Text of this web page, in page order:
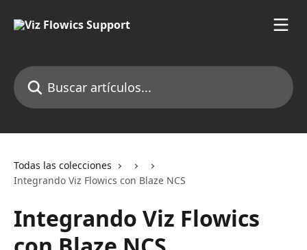
Buscar artículos...
Todas las colecciones
Integrando Viz Flowics con Blaze NCS
Integrando Viz Flowics